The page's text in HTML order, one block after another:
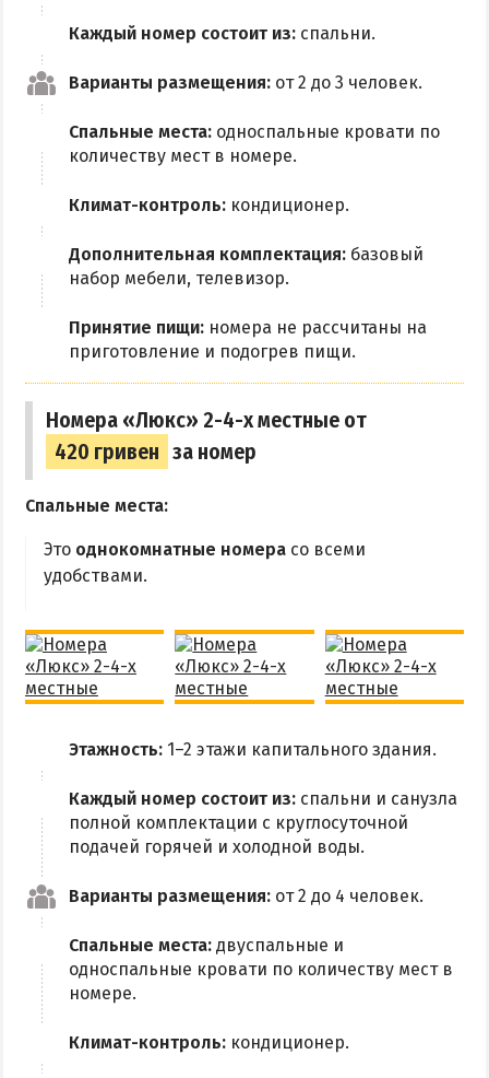
ЭКСКУРСИИ И МАРШРУТЫ
Приазовский природный парк
ПРОЕЗД
Маршрутки
РЕКОМЕНДАЦИИ ПО ВЫБОРУ ЖИЛЬЯ
Отдых с детьми
Отдых в мае и на майские
Отдых зимой и в межсезонье
Недорогой отдых
Отдых на набережной
Каждый номер состоит из: спальни.
Варианты размещения: от 2 до 3 человек.
Спальные места: односпальные кровати по
количеству мест в номере.
Климат-контроль: кондиционер.
Дополнительная комплектация: базовый
набор мебели, телевизор.
Принятие пищи: номера не рассчитаны на
приготовление и подогрев пищи.
Номера «Люкс» 2-4-х местные от
420 гривен за номер
Спальные места:
Это однокомнатные номера со всеми
удобствами.
Этажность: 1–2 этажи капитального здания.
Каждый номер состоит из: спальни и санузла
полной комплектации с круглосуточной
подачей горячей и холодной воды.
Варианты размещения: от 2 до 4 человек.
Спальные места: двуспальные и
односпальные кровати по количеству мест в
номере.
Климат-контроль: кондиционер.